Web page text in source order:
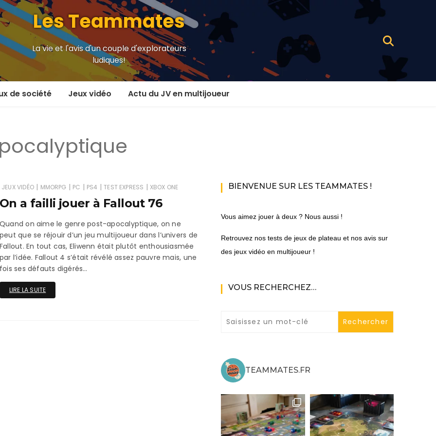
Les Teammates
La vie et l'avis d'un couple d'explorateurs
ludiques!
de société
et plus
Access+
Jeux vidéo
En versus
Local en écran partagé
En ligne
MMORPG
Par plateforme
PS4
Actu du JV en multijoueur
JEUX VIDÉO | MMORPG | PC | PS4 | TEST EXPRESS | XBOX ONE
a failli jouer à Fallout 76
on aime le genre post-apocalyptique, on ne
que se réjouir d’un jeu multijoueur dans l’univers de
En tout cas, Eliwenn était plutôt enthousiasmée
l’idée. Fallout 4 s’était révélé assez pauvre mais, une
ses défauts digérés…
LIRE LA SUITE
BIENVENUE SUR LES TEAMMATES !
Vous aimez jouer à deux ? Nous aussi !
Retrouvez nos tests de jeux de plateau et nos avis sur
des jeux vidéo en multijoueur !
VOUS RECHERCHEZ…
TEAMMATES.FR